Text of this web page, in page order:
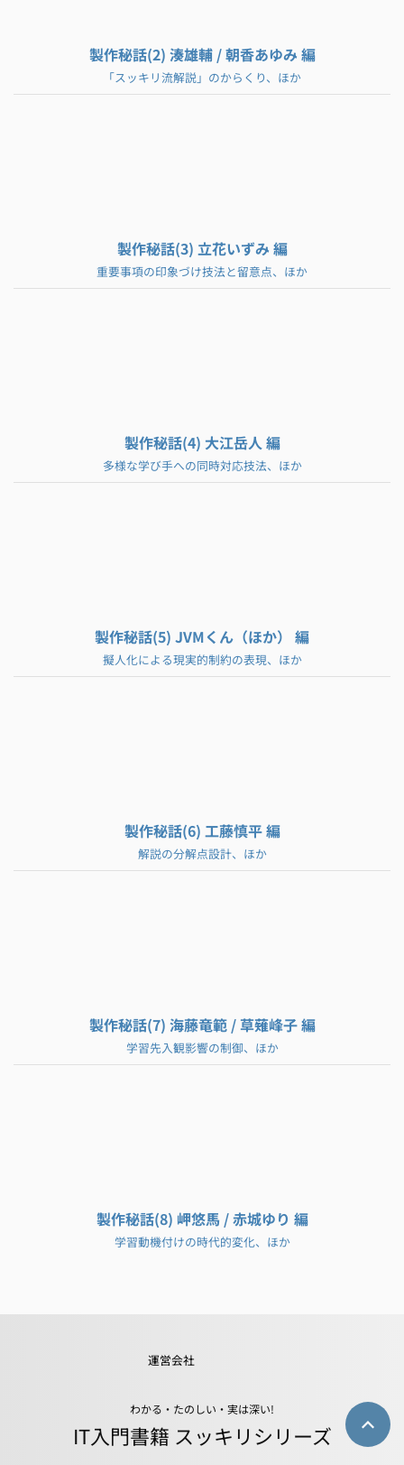
製作秘話(2) 湊雄輔 / 朝香あゆみ 編
「スッキリ流解説」のからくり、ほか
製作秘話(3) 立花いずみ 編
重要事項の印象づけ技法と留意点、ほか
製作秘話(4) 大江岳人 編
多様な学び手への同時対応技法、ほか
製作秘話(5) JVMくん（ほか） 編
擬人化による現実的制約の表現、ほか
製作秘話(6) 工藤慎平 編
解説の分解点設計、ほか
製作秘話(7) 海藤竜範 / 草薙峰子 編
学習先入観影響の制御、ほか
製作秘話(8) 岬悠馬 / 赤城ゆり 編
学習動機付けの時代的変化、ほか
運営会社
わかる・たのしい・実は深い!
IT入門書籍 スッキリシリーズ